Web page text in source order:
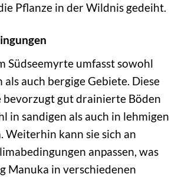
Pflanze in der Wildnis gedeiht.
Südseemyrte umfasst sowohl
auch bergige Gebiete. Diese
bevorzugt gut drainierte Böden
in sandigen als auch in lehmigen
Weiterhin kann sie sich an
anpassen, was
Manuka in verschiedenen